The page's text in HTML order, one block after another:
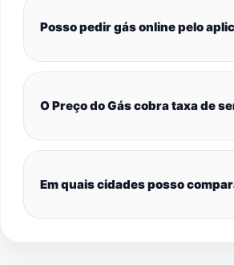
Posso pedir gás online pelo
O Preço do Gás cobra taxa de
Em quais cidades posso